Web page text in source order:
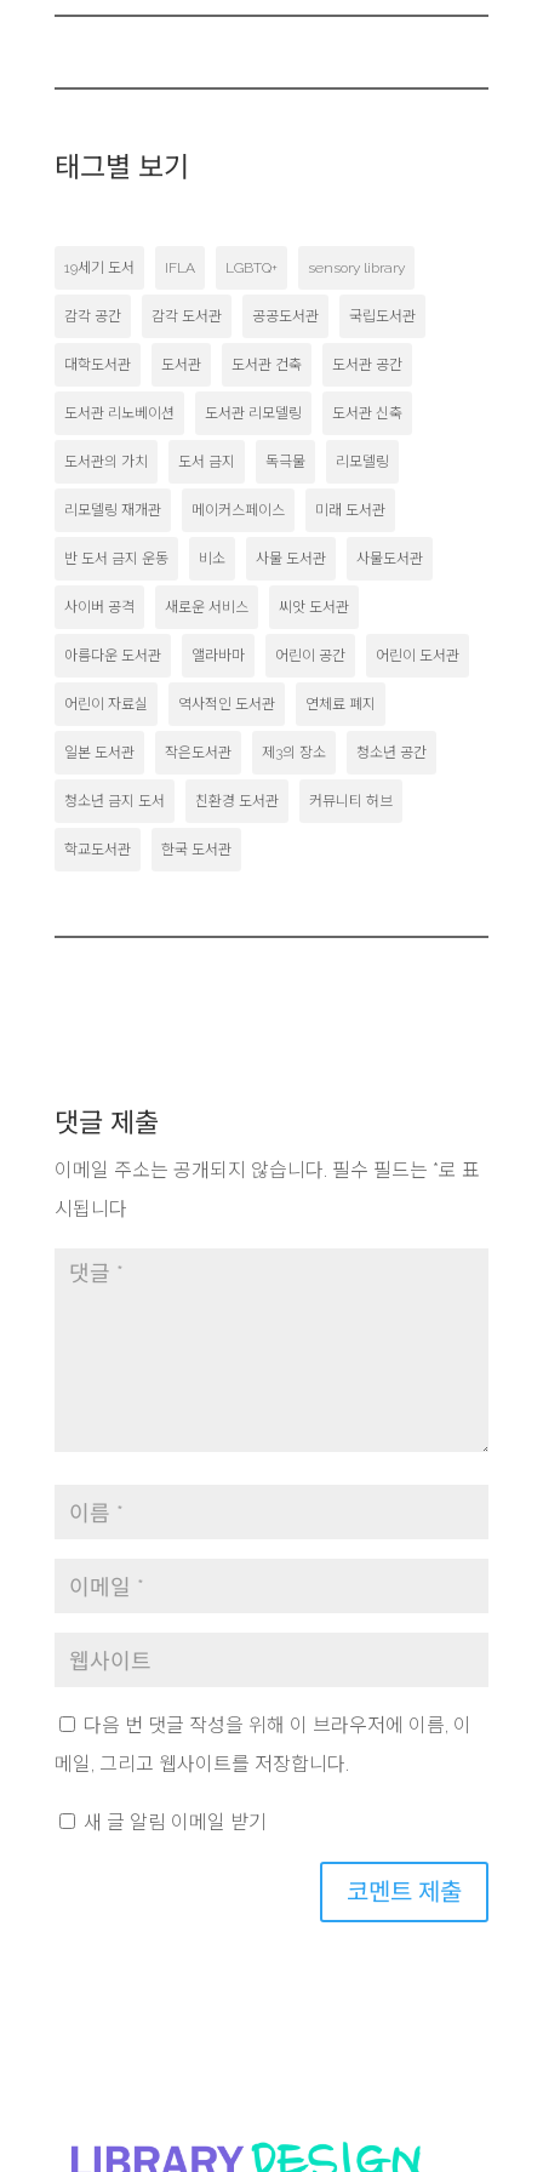
태그별 보기
19세기 도서 IFLA LGBTQ+ sensory library
감각 공간 감각 도서관 공공도서관 국립도서관
대학도서관 도서관 도서관 건축 도서관 공간
도서관 리노베이션 도서관 리모델링 도서관 신축
도서관의 가치 도서 금지 독극물 리모델링
리모델링 재개관 메이커스페이스 미래 도서관
반 도서 금지 운동 비소 사물 도서관 사물도서관
사이버 공격 새로운 서비스 씨앗 도서관
아름다운 도서관 앨라바마 어린이 공간 어린이 도서관
어린이 자료실 역사적인 도서관 연체료 폐지
일본 도서관 작은도서관 제3의 장소 청소년 공간
청소년 금지 도서 친환경 도서관 커뮤니티 허브
학교도서관 한국 도서관
댓글 제출
이메일 주소는 공개되지 않습니다. 필수 필드는 *로 표
시됩니다
다음 번 댓글 작성을 위해 이 브라우저에 이름, 이
메일, 그리고 웹사이트를 저장합니다.
새 글 알림 이메일 받기
코멘트 제출